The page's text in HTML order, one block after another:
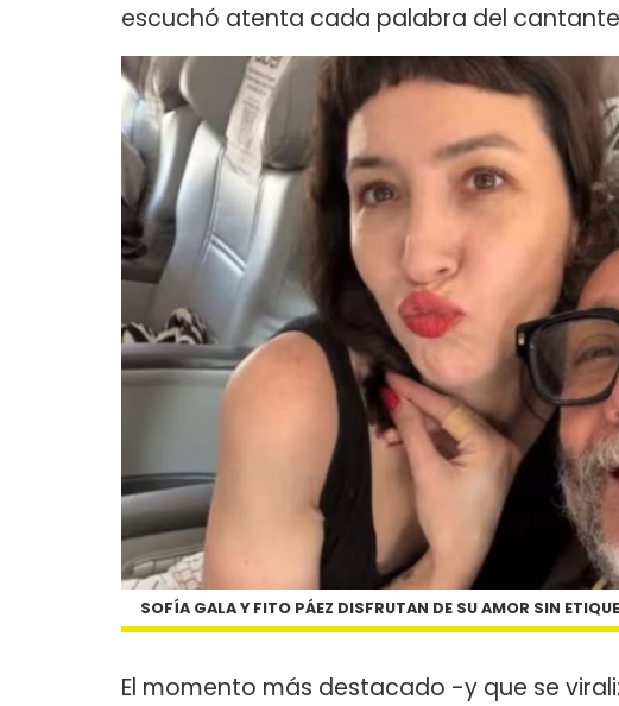
escuchó atenta cada palabra del
SOFÍA GALA Y FITO PÁEZ DISFRUTAN DE SU AMOR SIN
El momento más destacado -y que se